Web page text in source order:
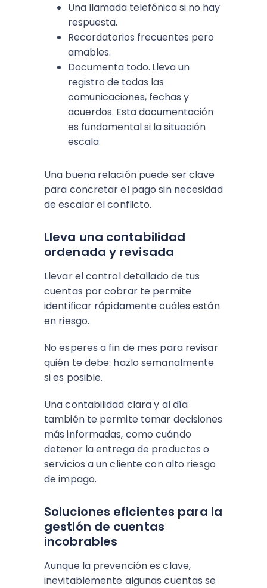
Una llamada telefónica si no hay
respuesta.
Recordatorios frecuentes pero
amables.
Documenta todo. Lleva un
registro de todas las
comunicaciones, fechas y
acuerdos. Esta documentación
es fundamental si la situación
escala.
Una buena relación puede ser clave
para concretar el pago sin necesidad
de escalar el conflicto.
Lleva una contabilidad
ordenada y revisada
Llevar el control detallado de tus
cuentas por cobrar te permite
identificar rápidamente cuáles están
en riesgo.
No esperes a fin de mes para revisar
quién te debe: hazlo semanalmente
si es posible.
Una contabilidad clara y al día
también te permite tomar decisiones
más informadas, como cuándo
detener la entrega de productos o
servicios a un cliente con alto riesgo
de impago.
Soluciones eficientes para la
gestión de cuentas
incobrables
Aunque la prevención es clave,
inevitablemente algunas cuentas se